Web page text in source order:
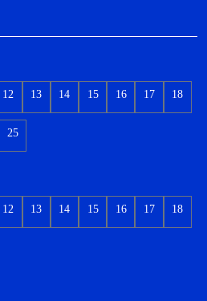
12 13 14 15 16 17 18
25
12 13 14 15 16 17 18